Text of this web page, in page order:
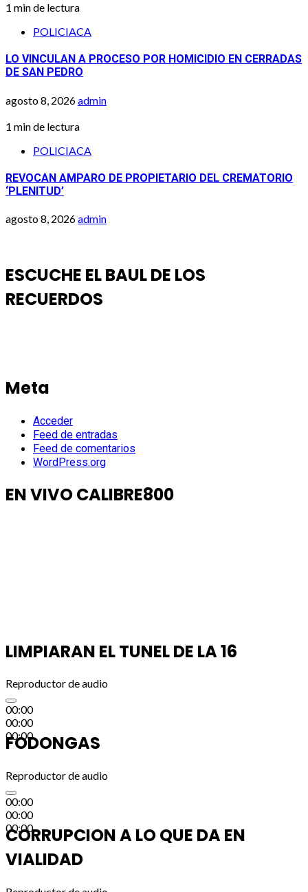
1 min de lectura
POLICIACA
LO VINCULAN A PROCESO POR HOMICIDIO EN CERRADAS
DE SAN PEDRO
agosto 8, 2026admin
1 min de lectura
POLICIACA
REVOCAN AMPARO DE PROPIETARIO DEL CREMATORIO
‘PLENITUD’
agosto 8, 2026admin
ESCUCHE EL BAUL DE LOS
RECUERDOS
Meta
Acceder
Feed de entradas
Feed de comentarios
WordPress.org
EN VIVO CALIBRE800
LIMPIARAN EL TUNEL DE LA 16
Reproductor de audio
00:00
00:00
00:00
FODONGAS
Reproductor de audio
00:00
00:00
00:00
CORRUPCION A LO QUE DA EN
VIALIDAD